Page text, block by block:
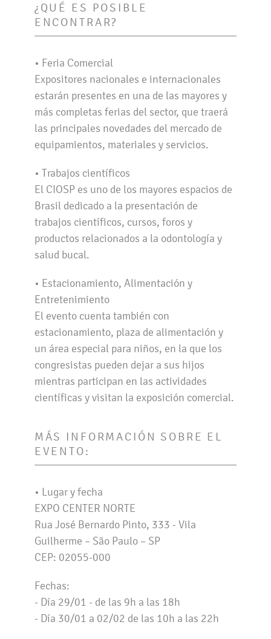
¿QUÉ ES POSIBLE
ENCONTRAR?
• Feria Comercial
Expositores nacionales e internacionales
estarán presentes en una de las mayores y
más completas ferias del sector, que traerá
las principales novedades del mercado de
equipamientos, materiales y servicios.
• Trabajos científicos
El CIOSP es uno de los mayores espacios de
Brasil dedicado a la presentación de
trabajos científicos, cursos, foros y
productos relacionados a la odontología y
salud bucal.
• Estacionamiento, Alimentación y
Entretenimiento
El evento cuenta también con
estacionamiento, plaza de alimentación y
un área especial para niños, en la que los
congresistas pueden dejar a sus hijos
mientras participan en las actividades
científicas y visitan la exposición comercial.
MÁS INFORMACIÓN SOBRE EL
EVENTO:
• Lugar y fecha
EXPO CENTER NORTE
Rua José Bernardo Pinto, 333 - Vila
Guilherme – São Paulo – SP
CEP: 02055-000
Fechas:
- Día 29/01 - de las 9h a las 18h
- Día 30/01 a 02/02 de las 10h a las 22h